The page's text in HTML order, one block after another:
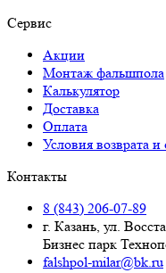
Сервис
Акции
Монтаж фальшпола
Калькулятор
Доставка
Оплата
Условия возврата и
Контакты
8 (843) 206-07-89
г. Казань, ул.
Бизнес парк
falshpol-milar@bk.ru